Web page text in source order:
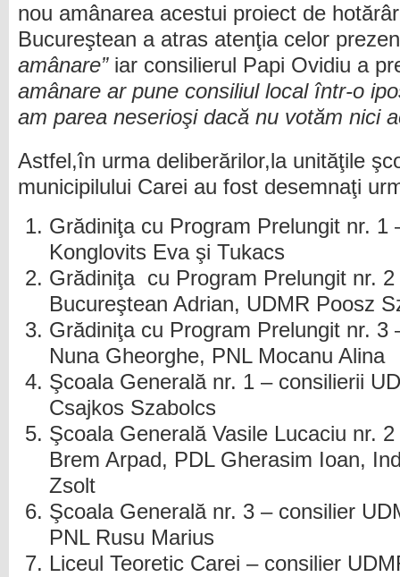
nou amânarea acestui proiect de
Bucureştean a atras atenţia celor
amânare”iar consilierul Papi Ovidiu a
amânare ar pune consiliul local într-o
am parea neserioşi dacă nu votăm nici
Astfel,în urma deliberărilor,la unităţile
municipilului Carei au fost desemnaţi
Grădiniţa cu Program Prelungit nr. 1
Konglovits Eva şi Tukacs
Grădiniţa cu Program Prelungit nr. 2
Bucureştean Adrian, UDMR Poosz
Grădiniţa cu Program Prelungit nr. 3
Nuna Gheorghe, PNL Mocanu Alina
Şcoala Generală nr. 1 – consilierii
Csajkos Szabolcs
Şcoala Generală Vasile Lucaciu nr.
Brem Arpad, PDL Gherasim Ioan,
Zsolt
Şcoala Generală nr. 3 – consilier
PNL Rusu Marius
Liceul Teoretic Carei – consilier